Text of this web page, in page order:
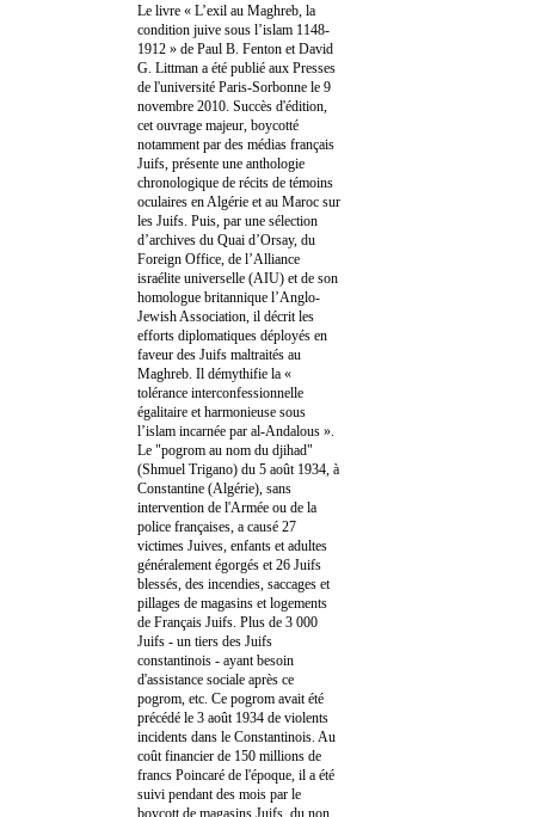
Le livre « L’exil au Maghreb, la
condition juive sous l’islam 1148-
1912 » de Paul B. Fenton et David
G. Littman a été publié aux Presses
de l'université Paris-Sorbonne le 9
novembre 2010. Succès d'édition,
cet ouvrage majeur, boycotté
notamment par des médias français
Juifs, présente une anthologie
chronologique de récits de témoins
oculaires en Algérie et au Maroc sur
les Juifs. Puis, par une sélection
d’archives du Quai d’Orsay, du
Foreign Office, de l’Alliance
israélite universelle (AIU) et de son
homologue britannique l’Anglo-
Jewish Association, il décrit les
efforts diplomatiques déployés en
faveur des Juifs maltraités au
Maghreb. Il démythifie la «
tolérance interconfessionnelle
égalitaire et harmonieuse sous
l’islam incarnée par al-Andalous ».
Le "pogrom au nom du djihad"
(Shmuel Trigano) du 5 août 1934, à
Constantine (Algérie), sans
intervention de l'Armée ou de la
police françaises, a causé 27
victimes Juives, enfants et adultes
généralement égorgés et 26 Juifs
blessés, des incendies, saccages et
pillages de magasins et logements
de Français Juifs. Plus de 3 000
Juifs - un tiers des Juifs
constantinois - ayant besoin
d'assistance sociale après ce
pogrom, etc. Ce pogrom avait été
précédé le 3 août 1934 de violents
incidents dans le Constantinois. Au
coût financier de 150 millions de
francs Poincaré de l'époque, il a été
suivi pendant des mois par le
boycott de magasins Juifs, du non